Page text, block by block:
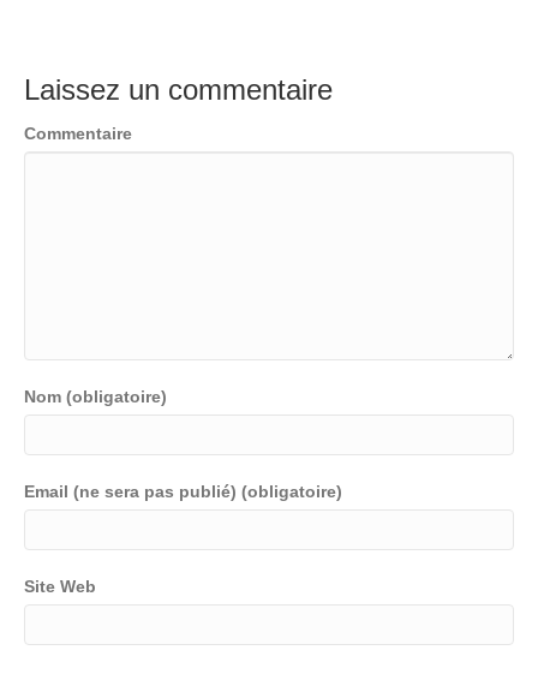
Laissez un commentaire
Commentaire
Nom (obligatoire)
Email (ne sera pas publié) (obligatoire)
Site Web